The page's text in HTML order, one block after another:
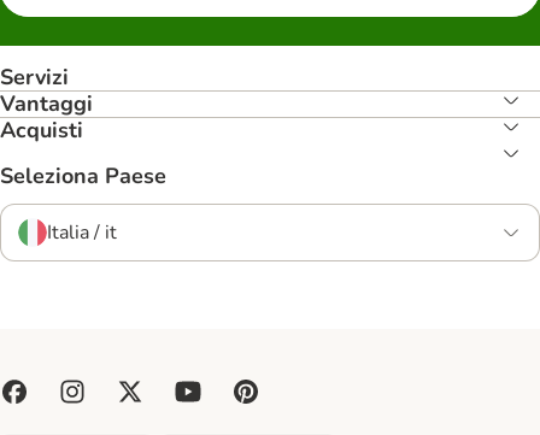
Servizi
Vantaggi
Acquisti
Seleziona Paese
Italia / it